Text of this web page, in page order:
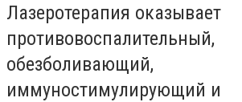
Лазеротерапия оказывает
противовоспалительный,
обезболивающий,
иммуностимулирующий и